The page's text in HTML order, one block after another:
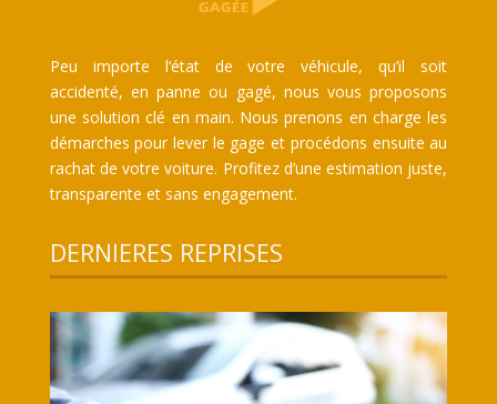
Peu importe l’état de votre véhicule, qu’il soit
accidenté, en panne ou gagé, nous vous proposons
une solution clé en main. Nous prenons en charge les
démarches pour lever le gage et procédons ensuite au
rachat de votre voiture. Profitez d’une estimation juste,
transparente et sans engagement.
DERNIERES REPRISES